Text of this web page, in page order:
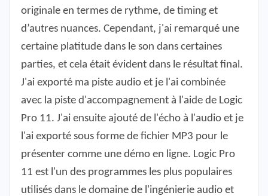
originale en termes de rythme, de timing et
d’autres nuances. Cependant, j'ai remarqué une
certaine platitude dans le son dans certaines
parties, et cela était évident dans le résultat final.
J'ai exporté ma piste audio et je l'ai combinée
avec la piste d'accompagnement à l'aide de Logic
Pro 11. J'ai ensuite ajouté de l'écho à l'audio et je
l'ai exporté sous forme de fichier MP3 pour le
présenter comme une démo en ligne. Logic Pro
11 est l'un des programmes les plus populaires
utilisés dans le domaine de l'ingénierie audio et